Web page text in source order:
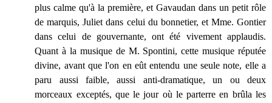
plus calme qu'à la première, et Gavaudan dans un petit rôle
de marquis, Juliet dans celui du bonnetier, et Mme. Gontier
dans celui de gouvernante, ont été vivement applaudis.
Quant à la musique de M. Spontini, cette musique réputée
divine, avant que l'on en eût entendu une seule note, elle a
paru aussi faible, aussi anti-dramatique, un ou deux
morceaux exceptés, que le jour où le parterre en brûla les